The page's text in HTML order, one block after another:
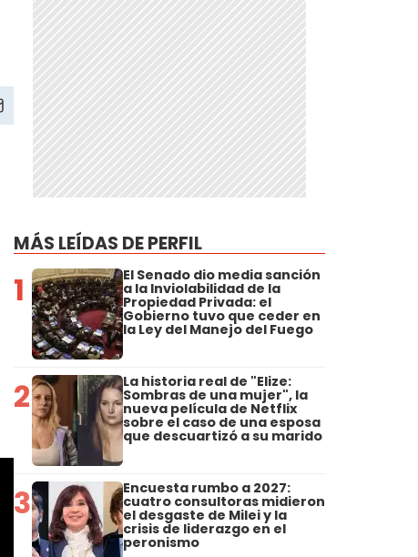
MÁS LEÍDAS DE PERFIL
1 El Senado dio media sanción
a la Inviolabilidad de la
Propiedad Privada: el
Gobierno tuvo que ceder en
la Ley del Manejo del Fuego
2 La historia real de "Elize:
Sombras de una mujer", la
nueva película de Netflix
sobre el caso de una esposa
que descuartizó a su marido
3 Encuesta rumbo a 2027:
cuatro consultoras midieron
el desgaste de Milei y la
crisis de liderazgo en el
peronismo